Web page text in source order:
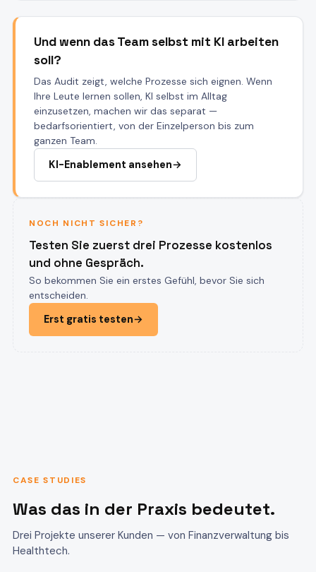
Und wenn das Team selbst mit KI arbeiten
soll?
Das Audit zeigt, welche Prozesse sich eignen. Wenn
Ihre Leute lernen sollen, KI selbst im Alltag
einzusetzen, machen wir das separat —
bedarfsorientiert, von der Einzelperson bis zum
ganzen Team.
KI-Enablement ansehen→
NOCH NICHT SICHER?
Testen Sie zuerst drei Prozesse kostenlos
und ohne Gespräch.
So bekommen Sie ein erstes Gefühl, bevor Sie sich
entscheiden.
Erst gratis testen→
CASE STUDIES
Was das in der Praxis bedeutet.
Drei Projekte unserer Kunden — von Finanzverwaltung bis
Healthtech.